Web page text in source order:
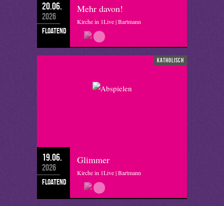
20.06.
2026
floatend
Mehr davon!
Kirche in 1Live | Bartmann
katholisch
19.06.
2026
floatend
Glimmer
Kirche in 1Live | Bartmann